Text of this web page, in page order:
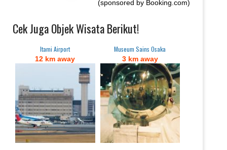
(sponsored by Booking.com)
Cek Juga Objek Wisata Berikut!
Itami Airport
12 km away
Museum Sains Osaka
3 km away